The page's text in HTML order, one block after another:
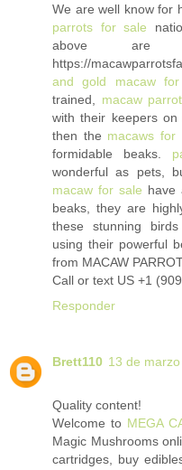
We are well know for
parrots for sale
above are
https://
and gold macaw
trained, macaw
with their keepers
then the macaws for
formidable beaks.
wonderful as pets,
macaw for sale have
beaks, they are
these stunning
using their powerful
from MACAW
Call or text US +1
Responder
Brett110 13 de
Quality content!
Welcome to MEGA
Magic Mushrooms
cartridges, buy